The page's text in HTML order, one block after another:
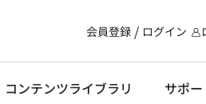
会員登録 ログイン
コンテンツライブラリ サポー